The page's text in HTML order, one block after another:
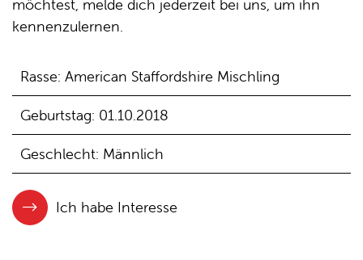
möchtest, melde dich jederzeit bei uns, um ihn
kennenzulernen.
Rasse: American Staffordshire Mischling
Geburtstag: 01.10.2018
Geschlecht: Männlich
Ich habe Interesse